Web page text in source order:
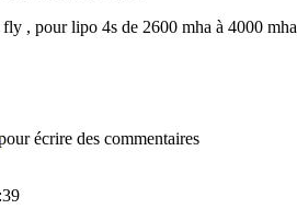
, pour lipo 4s de 2600 mha à 4000 mha
écrire des commentaires